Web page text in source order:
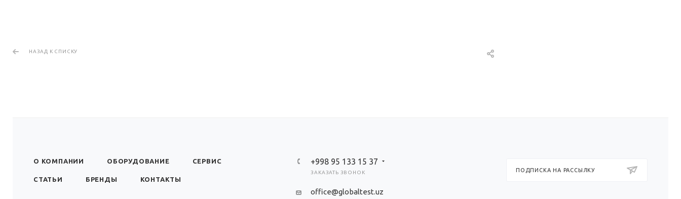
НАЗАД К СПИСКУ
О КОМПАНИИ ОБОРУДОВАНИЕ СЕРВИС
СТАТЬИ БРЕНДЫ КОНТАКТЫ
+998 95 133 15 37
ЗАКАЗАТЬ ЗВОНОК
office@globaltest.uz
ПОДПИСКА НА РАССЫЛКУ